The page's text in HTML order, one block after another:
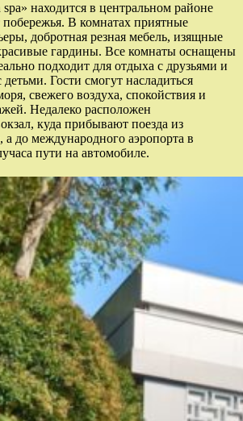
находится в центральном районе
В комнатах приятные
добротная резная мебель, изящные
гардины. Все комнаты оснащены
подходит для отдыха с друзьями и
Гости смогут насладиться
свежего воздуха, спокойствия и
Недалеко расположен
куда прибывают поезда из
а до международного аэропорта в
пути на автомобиле.